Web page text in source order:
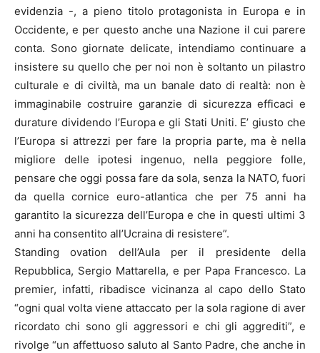
evidenzia -, a pieno titolo protagonista in Europa e in
Occidente, e per questo anche una Nazione il cui parere
conta. Sono giornate delicate, intendiamo continuare a
insistere su quello che per noi non è soltanto un pilastro
culturale e di civiltà, ma un banale dato di realtà: non è
immaginabile costruire garanzie di sicurezza efficaci e
durature dividendo l’Europa e gli Stati Uniti. E’ giusto che
l’Europa si attrezzi per fare la propria parte, ma è nella
migliore delle ipotesi ingenuo, nella peggiore folle,
pensare che oggi possa fare da sola, senza la NATO, fuori
da quella cornice euro-atlantica che per 75 anni ha
garantito la sicurezza dell’Europa e che in questi ultimi 3
anni ha consentito all’Ucraina di resistere”.
Standing ovation dell’Aula per il presidente della
Repubblica, Sergio Mattarella, e per Papa Francesco. La
premier, infatti, ribadisce vicinanza al capo dello Stato
“ogni qual volta viene attaccato per la sola ragione di aver
ricordato chi sono gli aggressori e chi gli aggrediti”, e
rivolge “un affettuoso saluto al Santo Padre, che anche in